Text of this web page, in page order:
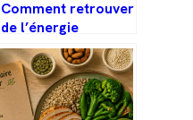
Comment retrouver
de l’énergie
rapidement :
alimentation, sieste
flash et mouvement